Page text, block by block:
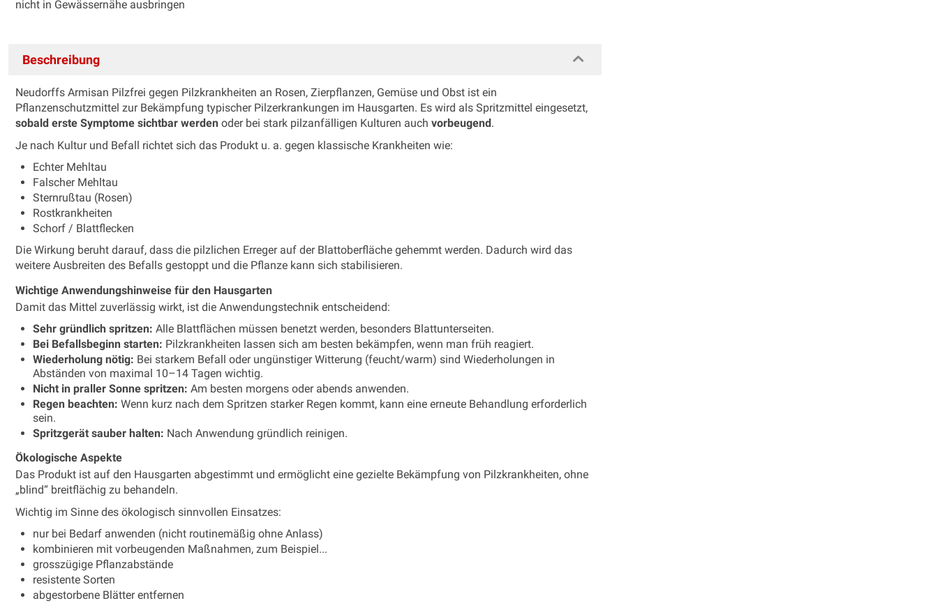
nicht in Gewässernähe ausbringen
Beschreibung
Neudorffs Armisan Pilzfrei gegen Pilzkrankheiten an Rosen, Zierpflanzen, Gemüse und Obst ist ein
Pflanzenschutzmittel zur Bekämpfung typischer Pilzerkrankungen im Hausgarten. Es wird als Spritzmittel eingesetzt,
sobald erste Symptome sichtbar werden oder bei stark pilzanfälligen Kulturen auch vorbeugend .
Je nach Kultur und Befall richtet sich das Produkt u. a. gegen klassische Krankheiten wie:
Echter Mehltau
Falscher Mehltau
Sternrußtau (Rosen)
Rostkrankheiten
Schorf / Blattflecken
Die Wirkung beruht darauf, dass die pilzlichen Erreger auf der Blattoberfläche gehemmt werden. Dadurch wird das
weitere Ausbreiten des Befalls gestoppt und die Pflanze kann sich stabilisieren.
Wichtige Anwendungshinweise für den Hausgarten
Damit das Mittel zuverlässig wirkt, ist die Anwendungstechnik entscheidend:
Sehr gründlich spritzen: Alle Blattflächen müssen benetzt werden, besonders Blattunterseiten.
Bei Befallsbeginn starten: Pilzkrankheiten lassen sich am besten bekämpfen, wenn man früh reagiert.
Wiederholung nötig: Bei starkem Befall oder ungünstiger Witterung (feucht/warm) sind Wiederholungen in
Abständen von maximal 10–14 Tagen wichtig.
Nicht in praller Sonne spritzen: Am besten morgens oder abends anwenden.
Regen beachten: Wenn kurz nach dem Spritzen starker Regen kommt, kann eine erneute Behandlung erforderlich
sein.
Spritzgerät sauber halten: Nach Anwendung gründlich reinigen.
Ökologische Aspekte
Das Produkt ist auf den Hausgarten abgestimmt und ermöglicht eine gezielte Bekämpfung von Pilzkrankheiten, ohne
„blind“ breitflächig zu behandeln.
Wichtig im Sinne des ökologisch sinnvollen Einsatzes:
nur bei Bedarf anwenden (nicht routinemäßig ohne Anlass)
kombinieren mit vorbeugenden Maßnahmen, zum Beispiel...
grosszügige Pflanzabstände
resistente Sorten
abgestorbene Blätter entfernen